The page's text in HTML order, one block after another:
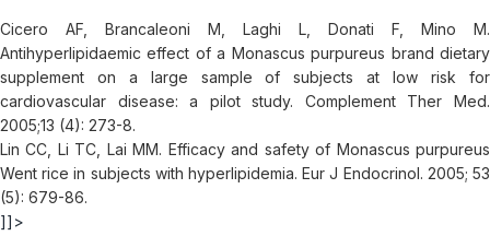
Cicero AF, Brancaleoni M, Laghi L, Donati F, Mino M.
Antihyperlipidaemic effect of a Monascus purpureus brand dietary
supplement on a large sample of subjects at low risk for
cardiovascular disease: a pilot study. Complement Ther Med.
2005;13 (4): 273-8.
Lin CC, Li TC, Lai MM. Efficacy and safety of Monascus purpureus
Went rice in subjects with hyperlipidemia. Eur J Endocrinol. 2005; 53
(5): 679-86.
]]>